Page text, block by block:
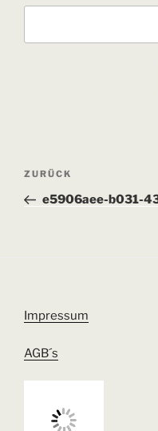
Beitragsnavigation
Vorheriger
Beitrag
ZURÜCK
e5906aee-b031-
Impressum
AGB´s